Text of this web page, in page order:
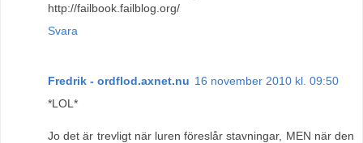
http://failbook.failblog.org/
Svara
Fredrik - ordflod.axnet.nu 16 november 2010 kl. 09:50
*LOL*
Jo det är trevligt när luren föreslår stavningar, MEN när den